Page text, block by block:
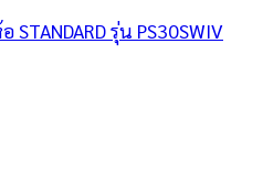
รุ่น PS30SWIV